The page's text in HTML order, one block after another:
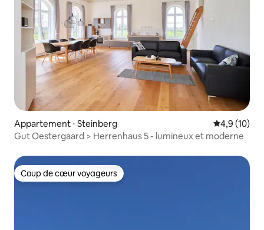
Appartement ⋅ Steinberg Évaluation
4,9 (10)
Gut Oestergaard > Herrenhaus 5 - lumineux et moderne
Coup de cœur voyageurs
Coup de cœur voyageurs